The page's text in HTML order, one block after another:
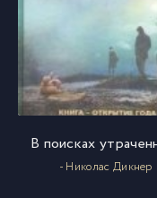
В поисках
- Николас Дикнер